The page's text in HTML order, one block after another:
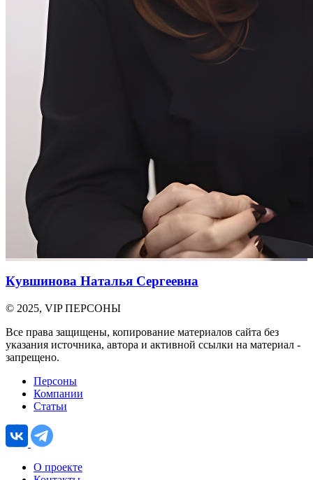
Кувшинова Наталья Сергеевна
© 2025, VIP ПЕРСОНЫ
Все права защищены, копирование материалов сайта без
указания источника, автора и активной ссылки на материал -
запрещено.
Персоны
Компании
Статьи
О проекте